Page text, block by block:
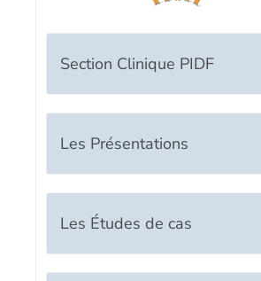
Section Clinique PIDF
Les Présentations
Les Études de cas